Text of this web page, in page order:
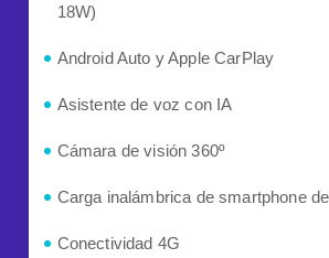
18W)
Android Auto y Apple CarPlay
Asistente de voz con IA
Cámara de visión 360º
Carga inalámbrica de smartphone
Conectividad 4G